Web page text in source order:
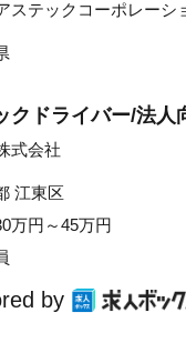
ステックコーポレーシ
クドライバー/法人
式会社
江東区
万円～45万円
by